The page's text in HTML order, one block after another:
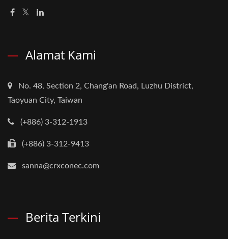
Alamat Kami
No. 48, Section 2, Chang'an Road, Luzhu District,
Taoyuan City, Taiwan
(+886) 3-312-1913
(+886) 3-312-9413
sanna@crxconec.com
Berita Terkini